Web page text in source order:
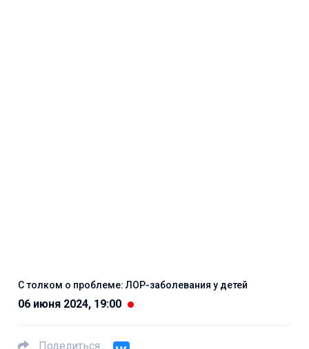
С толком о проблеме: ЛОР-заболевания у детей
06 июня 2024, 19:00
Поделиться